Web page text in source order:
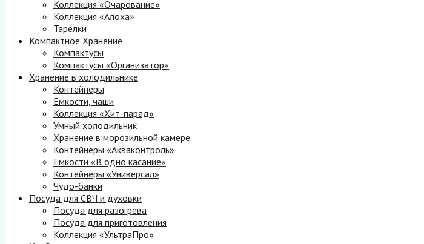
Коллекция «Очарование»
Коллекция «Алоха»
Тарелки
Компактное Хранение
Компактусы
Компактусы «Организатор»
Хранение в холодильнике
Контейнеры
Емкости, чаши
Коллекция «Хит-парад»
Умный холодильник
Хранение в морозильной камере
Контейнеры «Акваконтроль»
Емкости «В одно касание»
Контейнеры «Универсал»
Чудо-банки
Посуда для СВЧ и духовки
Посуда для разогрева
Посуда для приготовления
Коллекция «УльтраПро»